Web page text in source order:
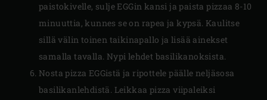
paistokivelle, sulje EGGin kansi ja paista pizzaa 8-10
minuuttia, kunnes se on rapea ja kypsä. Kaulitse
sillä välin toinen taikinapallo ja lisää ainekset
samalla tavalla. Nypi lehdet basilikanoksista.
Nosta pizza EGGistä ja ripottele päälle neljäsosa
basilikanlehdistä. Leikkaa pizza viipaleiksi